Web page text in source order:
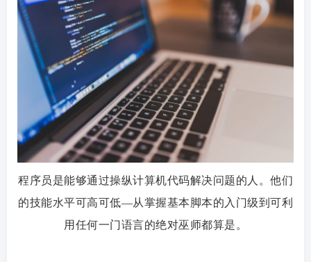
程序员是能够通过操纵计算机代码解决问题的人。他们
的技能水平可高可低—从掌握基本脚本的入门级到可利
用任何一门语言的绝对巫师都算是。